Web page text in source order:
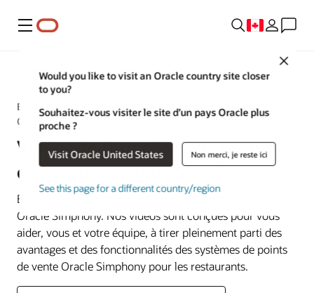
Menu
Close
Would you like to visit an Oracle country site closer
to you?
Souhaitez-vous visiter le site d’un pays Oracle plus
proche ?
Visit Oracle United States Non merci, je reste ici
See this page for a different country/region
MICROS
Exploiter toute la puissance des systèmes de points de vente
Oracle Simphony
Vidéos de formation aux solutions
de points de vente Simphony
Bienvenue dans la bibliothèque de vidéos de formation à
Oracle Simphony. Nos vidéos sont conçues pour vous
aider, vous et votre équipe, à tirer pleinement parti des
avantages et des fonctionnalités des systèmes de points
de vente Oracle Simphony pour les restaurants.